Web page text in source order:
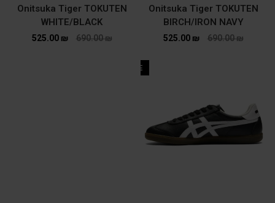
Onitsuka Tiger TOKUTEN
BIRCH/IRON NAVY
690.00₪
525.00 ₪
Onitsuka Tiger TOKUTEN
WHITE/BLACK
690.00₪
525.00 ₪
SALE